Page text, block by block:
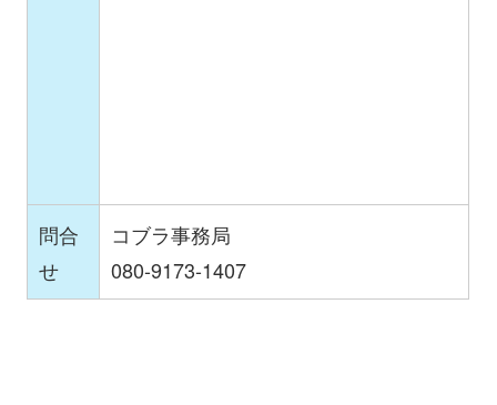
問合
せ
コブラ事務局
080-9173-1407